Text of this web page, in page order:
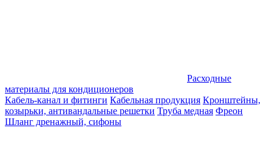
Расходные
материалы для кондиционеров
Кабель-канал и фитинги Кабельная продукция Кронштейны,
козырьки, антивандальные решетки Труба медная Фреон
Шланг дренажный, сифоны